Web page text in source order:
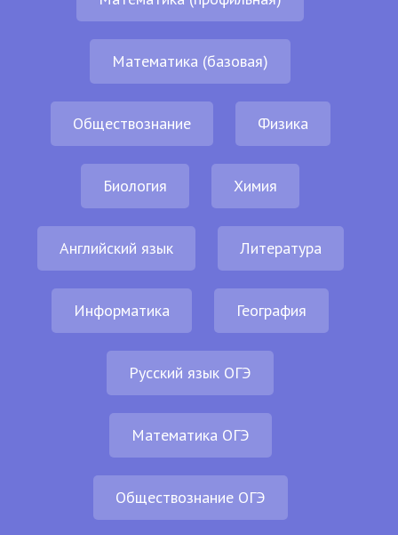
Математика (базовая)
Обществознание Физика
Биология Химия
Английский язык Литература
Информатика География
Русский язык ОГЭ
Математика ОГЭ
Обществознание ОГЭ